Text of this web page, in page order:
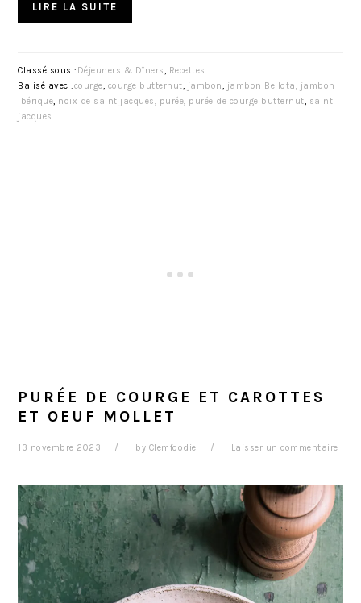
LIRE LA SUITE
Classé sous : Déjeuners & Dîners, Recettes
Balisé avec :courge, courge butternut, jambon, jambon Bellota, jambon
ibérique, noix de saint jacques, purée, purée de courge butternut, saint
jacques
PURÉE DE COURGE ET CAROTTES
ET OEUF MOLLET
13 novembre 2023 by Clemfoodie Laisser un commentaire